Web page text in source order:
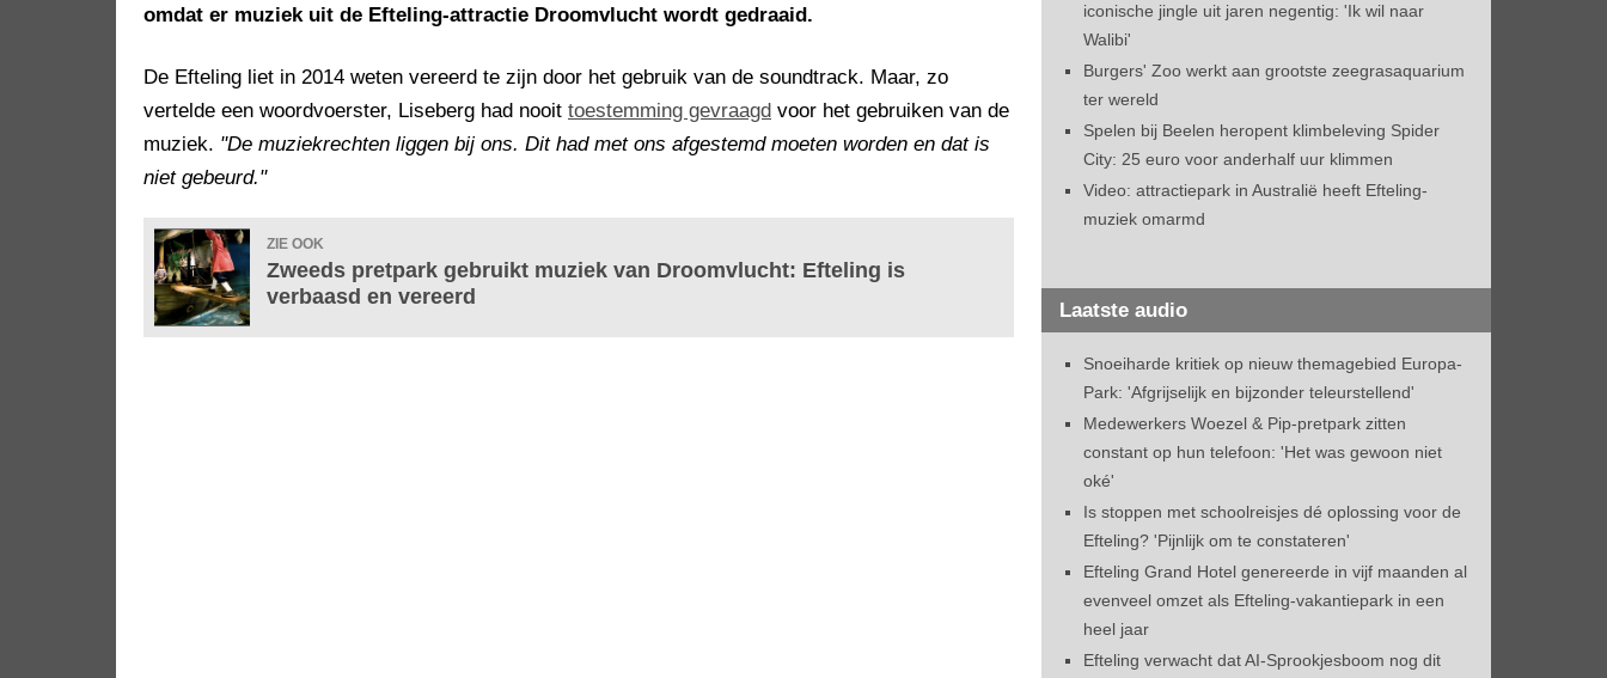
omdat er muziek uit de Efteling-attractie Droomvlucht wordt gedraaid.
De Efteling liet in 2014 weten vereerd te zijn door het gebruik van de soundtrack. Maar, zo
vertelde een woordvoerster, Liseberg had nooit toestemming gevraagd voor het gebruiken van de
muziek. "De muziekrechten liggen bij ons. Dit had met ons afgestemd moeten worden en dat is
niet gebeurd."
ZIE OOK
Zweeds pretpark gebruikt muziek van Droomvlucht: Efteling is
verbaasd en vereerd
iconische jingle uit jaren negentig: 'Ik wil naar
Walibi'
Burgers' Zoo werkt aan grootste zeegrasaquarium
ter wereld
Spelen bij Beelen heropent klimbeleving Spider
City: 25 euro voor anderhalf uur klimmen
Video: attractiepark in Australië heeft Efteling-
muziek omarmd
Laatste audio
Snoeiharde kritiek op nieuw themagebied Europa-
Park: 'Afgrijselijk en bijzonder teleurstellend'
Medewerkers Woezel & Pip-pretpark zitten
constant op hun telefoon: 'Het was gewoon niet
oké'
Is stoppen met schoolreisjes dé oplossing voor de
Efteling? 'Pijnlijk om te constateren'
Efteling Grand Hotel genereerde in vijf maanden al
evenveel omzet als Efteling-vakantiepark in een
heel jaar
Efteling verwacht dat AI-Sprookjesboom nog dit